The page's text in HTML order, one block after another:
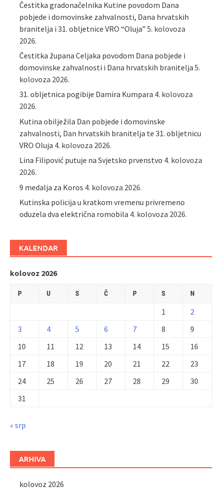
Čestitka gradonačelnika Kutine povodom Dana
pobjede i domovinske zahvalnosti, Dana hrvatskih
branitelja i 31. obljetnice VRO “Oluja” 5. kolovoza
2026.
Čestitka župana Celjaka povodom Dana pobjede i
domovinske zahvalnosti i Dana hrvatskih branitelja 5.
kolovoza 2026.
31. obljetnica pogibije Damira Kumpara 4. kolovoza
2026.
Kutina obilježila Dan pobjede i domovinske
zahvalnosti, Dan hrvatskih branitelja te 31. obljetnicu
VRO Oluja 4. kolovoza 2026.
Lina Filipović putuje na Svjetsko prvenstvo 4. kolovoza
2026.
9 medalja za Koros 4. kolovoza 2026.
Kutinska policija u kratkom vremenu privremeno
oduzela dva električna romobila 4. kolovoza 2026.
KALENDAR
kolovoz 2026
P U S Č P S N
1
2
3
4 5 6 7 8
9
10
11 12 13 14 15
16
17
18 19 20 21 22
23
24
25 26 27 28 29
30
31
« srp
ARHIVA
kolovoz 2026